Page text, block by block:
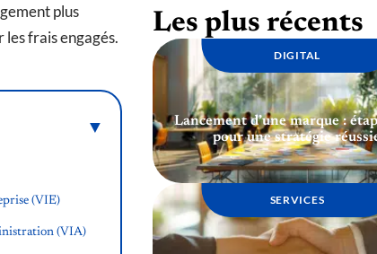
plus
frais engagés.
(VIE)
(VIA)
Les plus récents
DIGITAL
Lancement d’une marque :
pour une stratégie
SERVICES